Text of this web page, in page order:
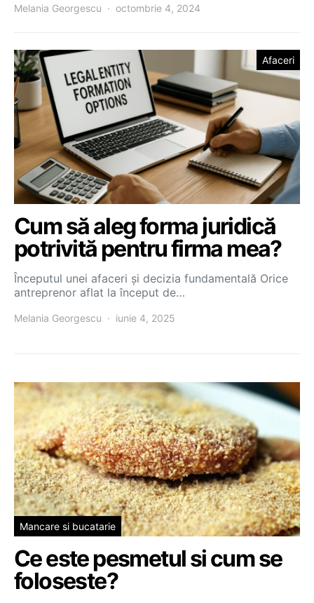
Melania Georgescu octombrie 4, 2024
Afaceri
Cum să aleg forma juridică
potrivită pentru firma mea?
Începutul unei afaceri și decizia fundamentală Orice
antreprenor aflat la început de…
Melania Georgescu iunie 4, 2025
Mancare si bucatarie
Ce este pesmetul si cum se
foloseste?